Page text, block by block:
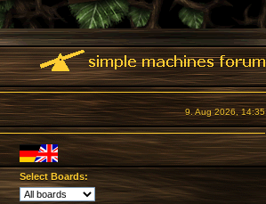
9. Aug 2026, 14:35
Select Boards: